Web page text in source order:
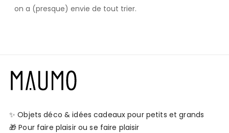
on a (presque) envie de tout trier.
✨ Objets déco & idées cadeaux pour petits et grands
🎁 Pour faire plaisir ou se faire plaisir